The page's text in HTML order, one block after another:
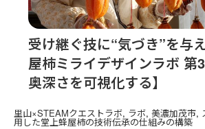
受け継ぐ技に“気づき”を
屋柿ミライデザインラボ 第
奥深さを可視化する】
里山×STEAMクエストラボ, ラボ, 美濃加茂市,
⽤した堂上蜂屋柿の技術伝承の仕組みの構築